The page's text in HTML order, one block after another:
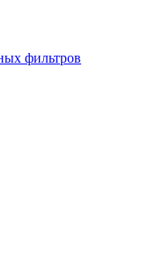
фильтров